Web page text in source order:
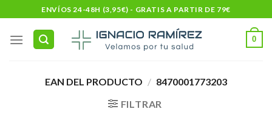
to
content
ENVÍOS 24-48H (3,95€) - GRATIS A PARTIR DE 79€
0
EAN DEL PRODUCTO / 8470001773203
FILTRAR